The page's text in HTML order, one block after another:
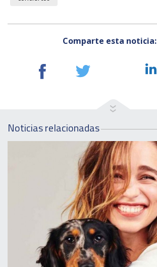
Comparte esta noticia:
Noticias relacionadas